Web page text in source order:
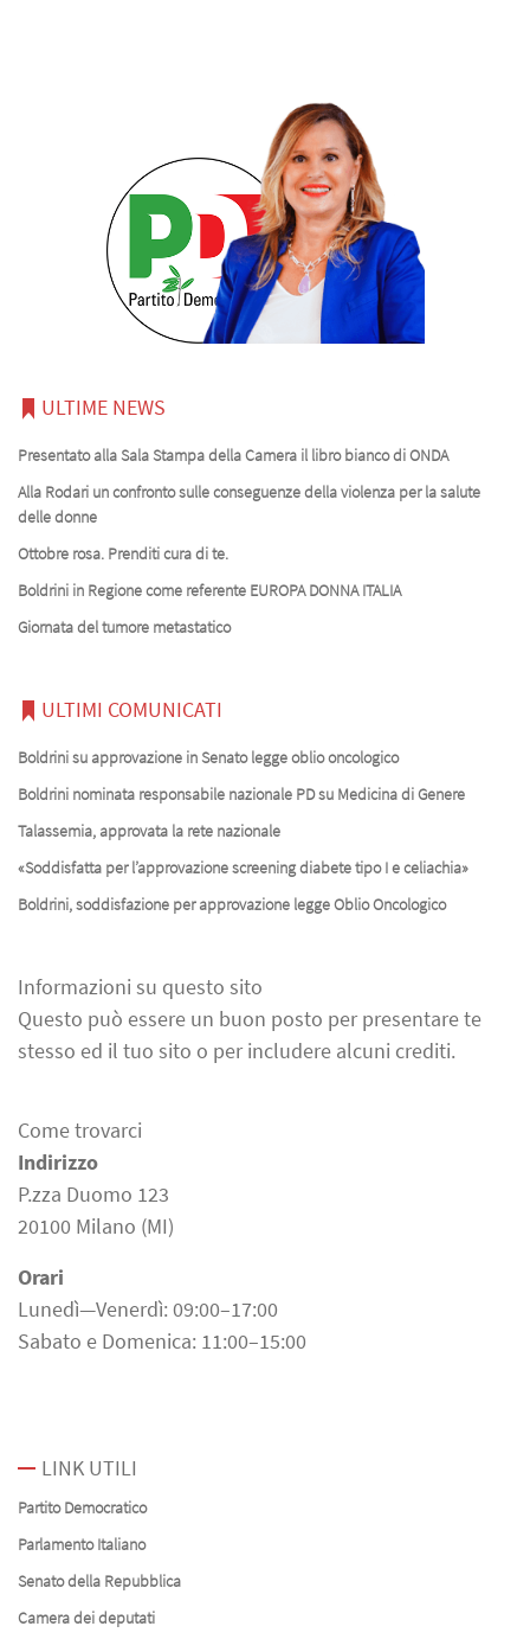
ULTIME NEWS
Presentato alla Sala Stampa della Camera il libro bianco di ONDA
Alla Rodari un confronto sulle conseguenze della violenza per la salute
delle donne
Ottobre rosa. Prenditi cura di te.
Boldrini in Regione come referente EUROPA DONNA ITALIA
Giornata del tumore metastatico
ULTIMI COMUNICATI
Boldrini su approvazione in Senato legge oblio oncologico
Boldrini nominata responsabile nazionale PD su Medicina di Genere
Talassemia, approvata la rete nazionale
«Soddisfatta per l’approvazione screening diabete tipo I e celiachia»
Boldrini, soddisfazione per approvazione legge Oblio Oncologico
Informazioni su questo sito
Questo può essere un buon posto per presentare te
stesso ed il tuo sito o per includere alcuni crediti.
Come trovarci
Indirizzo
P.zza Duomo 123
20100 Milano (MI)
Orari
Lunedì—Venerdì: 09:00–17:00
Sabato e Domenica: 11:00–15:00
LINK UTILI
Partito Democratico
Parlamento Italiano
Senato della Repubblica
Camera dei deputati